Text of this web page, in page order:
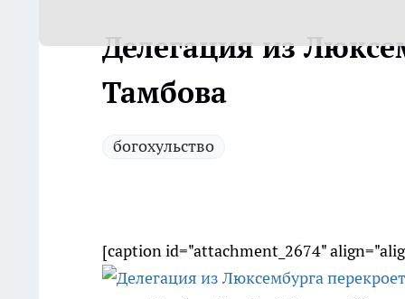
Делегация из
Тамбова
богохульство
[caption id="attachment_2674"